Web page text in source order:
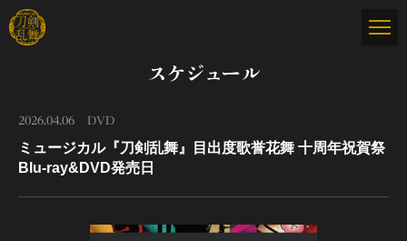
スケジュール
2026.04.06 DVD
ミュージカル『刀剣乱舞』目出度歌誉花舞 十周年祝賀祭
Blu-ray&DVD発売日